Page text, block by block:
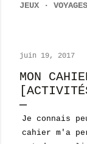
JEUX VOYAGES
juin 19, 2017
MON
Je connais
cahier m'a